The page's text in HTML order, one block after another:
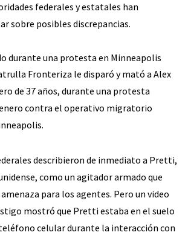
federales y estatales han
sobre posibles discrepancias.
durante una protesta en Minneapolis
Fronteriza le disparó y mató a Alex
de 37 años, durante una protesta
contra el operativo migratorio
describieron de inmediato a Pretti,
como un agitador armado que
para los agentes. Pero un video
mostró que Pretti estaba en el suelo
celular durante la interacción con